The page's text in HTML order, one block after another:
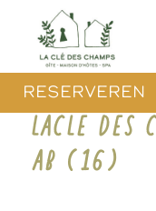
RESERVEREN
LACLE DES
AB (16)